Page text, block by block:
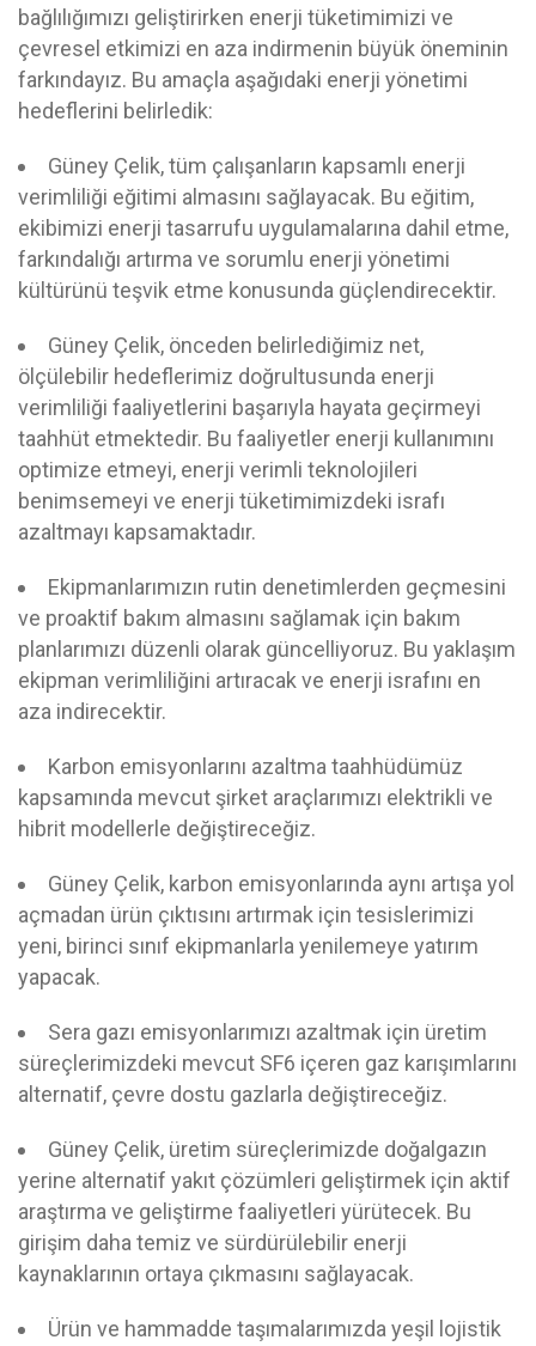
bağlılığımızı geliştirirken enerji tüketimimizi ve
çevresel etkimizi en aza indirmenin büyük öneminin
farkındayız. Bu amaçla aşağıdaki enerji yönetimi
hedeflerini belirledik:
Güney Çelik, tüm çalışanların kapsamlı enerji
verimliliği eğitimi almasını sağlayacak. Bu eğitim,
ekibimizi enerji tasarrufu uygulamalarına dahil etme,
farkındalığı artırma ve sorumlu enerji yönetimi
kültürünü teşvik etme konusunda güçlendirecektir.
Güney Çelik, önceden belirlediğimiz net,
ölçülebilir hedeflerimiz doğrultusunda enerji
verimliliği faaliyetlerini başarıyla hayata geçirmeyi
taahhüt etmektedir. Bu faaliyetler enerji kullanımını
optimize etmeyi, enerji verimli teknolojileri
benimsemeyi ve enerji tüketimimizdeki israfı
azaltmayı kapsamaktadır.
Ekipmanlarımızın rutin denetimlerden geçmesini
ve proaktif bakım almasını sağlamak için bakım
planlarımızı düzenli olarak güncelliyoruz. Bu yaklaşım
ekipman verimliliğini artıracak ve enerji israfını en
aza indirecektir.
Karbon emisyonlarını azaltma taahhüdümüz
kapsamında mevcut şirket araçlarımızı elektrikli ve
hibrit modellerle değiştireceğiz.
Güney Çelik, karbon emisyonlarında aynı artışa yol
açmadan ürün çıktısını artırmak için tesislerimizi
yeni, birinci sınıf ekipmanlarla yenilemeye yatırım
yapacak.
Sera gazı emisyonlarımızı azaltmak için üretim
süreçlerimizdeki mevcut SF6 içeren gaz karışımlarını
alternatif, çevre dostu gazlarla değiştireceğiz.
Güney Çelik, üretim süreçlerimizde doğalgazın
yerine alternatif yakıt çözümleri geliştirmek için aktif
araştırma ve geliştirme faaliyetleri yürütecek. Bu
girişim daha temiz ve sürdürülebilir enerji
kaynaklarının ortaya çıkmasını sağlayacak.
Ürün ve hammadde taşımalarımızda yeşil lojistik